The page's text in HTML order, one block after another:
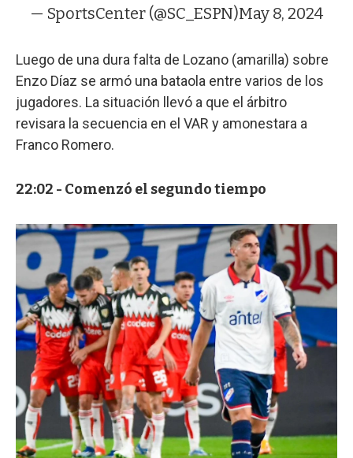
— SportsCenter (@SC_ESPN)May 8, 2024
Luego de una dura falta de Lozano (amarilla) sobre
Enzo Díaz se armó una bataola entre varios de los
jugadores. La situación llevó a que el árbitro
revisara la secuencia en el VAR y amonestara a
Franco Romero.
22:02 - Comenzó el segundo tiempo